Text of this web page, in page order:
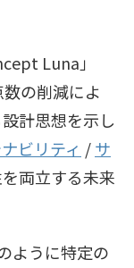
Luna」
の削減によ
計思想を示し
ビリティ /サ
両立する未来
ように特定の